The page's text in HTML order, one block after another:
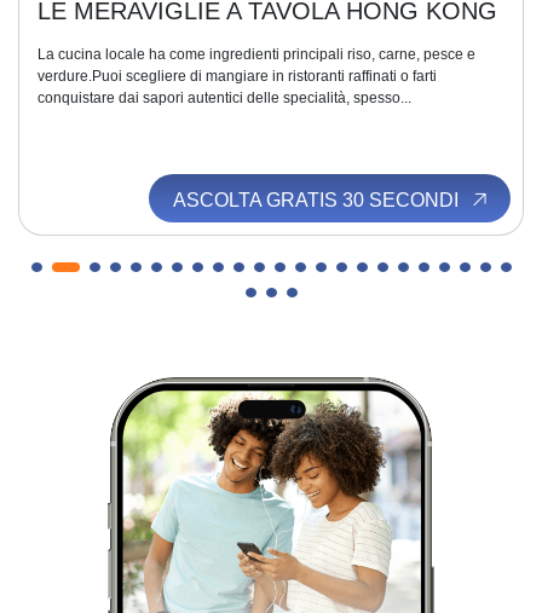
LE MERAVIGLIE A TAVOLA HONG KONG
La cucina locale ha come ingredienti principali riso, carne, pesce e
verdure.Puoi scegliere di mangiare in ristoranti raffinati o farti
conquistare dai sapori autentici delle specialità, spesso...
ASCOLTA GRATIS 30 SECONDI